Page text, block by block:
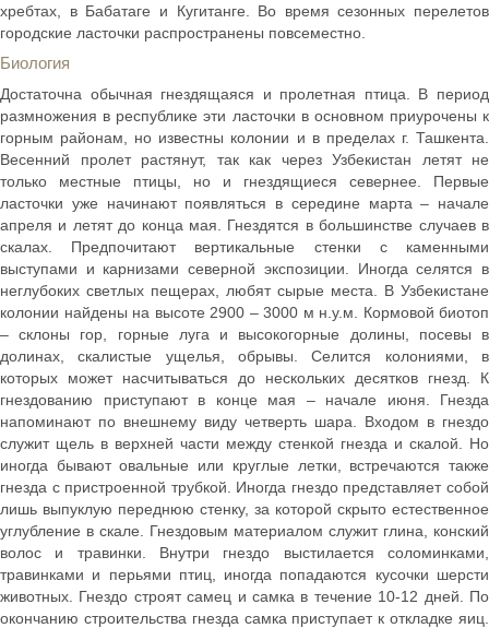
хребтах, в Бабатаге и Кугитанге. Во время сезонных перелетов
городские ласточки распространены повсеместно.
Биология
Достаточна обычная гнездящаяся и пролетная птица. В период
размножения в республике эти ласточки в основном приурочены к
горным районам, но известны колонии и в пределах г. Ташкента.
Весенний пролет растянут, так как через Узбекистан летят не
только местные птицы, но и гнездящиеся севернее. Первые
ласточки уже начинают появляться в середине марта – начале
апреля и летят до конца мая. Гнездятся в большинстве случаев в
скалах. Предпочитают вертикальные стенки с каменными
выступами и карнизами северной экспозиции. Иногда селятся в
неглубоких светлых пещерах, любят сырые места. В Узбекистане
колонии найдены на высоте 2900 – 3000 м н.у.м. Кормовой биотоп
– склоны гор, горные луга и высокогорные долины, посевы в
долинах, скалистые ущелья, обрывы. Селится колониями, в
которых может насчитываться до нескольких десятков гнезд. К
гнездованию приступают в конце мая – начале июня. Гнезда
напоминают по внешнему виду четверть шара. Входом в гнездо
служит щель в верхней части между стенкой гнезда и скалой. Но
иногда бывают овальные или круглые летки, встречаются также
гнезда с пристроенной трубкой. Иногда гнездо представляет собой
лишь выпуклую переднюю стенку, за которой скрыто естественное
углубление в скале. Гнездовым материалом служит глина, конский
волос и травинки. Внутри гнездо выстилается соломинками,
травинками и перьями птиц, иногда попадаются кусочки шерсти
животных. Гнездо строят самец и самка в течение 10-12 дней. По
окончанию строительства гнезда самка приступает к откладке яиц.